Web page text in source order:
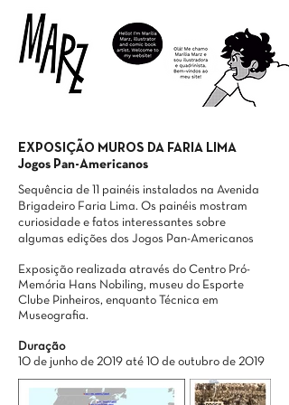
EXPOSIÇÃO MUROS DA FARIA LIMA
Jogos Pan-Americanos
Sequência de 11 painéis instalados na Avenida
Brigadeiro Faria Lima. Os painéis mostram
curiosidade e fatos interessantes sobre
algumas edições dos Jogos Pan-Americanos
Exposição realizada através do Centro Pró-
Memória Hans Nobiling, museu do Esporte
Clube Pinheiros, enquanto Técnica em
Museografia.
Duração
10 de junho de 2019 até 10 de outubro de 2019